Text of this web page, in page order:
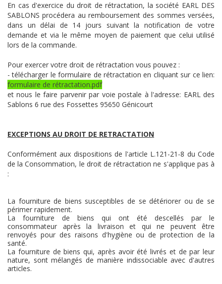
En cas d'exercice du droit de rétractation, la société EARL DES
SABLONS procédera au remboursement des sommes versées,
dans un délai de 14 jours suivant la notification de votre
demande et via le même moyen de paiement que celui utilisé
lors de la commande.
Pour exercer votre droit de rétractation vous pouvez :
- télécharger le formulaire de rétractation en cliquant sur ce lien:
formulaire de rétractation.pdf
et nous le faire parvenir par voie postale à l'adresse: EARL des
Sablons 6 rue des Fossettes 95650 Génicourt
EXCEPTIONS AU DROIT DE RETRACTATION
Conformément aux dispositions de l'article L.121-21-8 du Code
de la Consommation, le droit de rétractation ne s'applique pas à
:
La fourniture de biens susceptibles de se détériorer ou de se
périmer rapidement.
La fourniture de biens qui ont été descellés par le
consommateur après la livraison et qui ne peuvent être
renvoyés pour des raisons d'hygiène ou de protection de la
santé.
La fourniture de biens qui, après avoir été livrés et de par leur
nature, sont mélangés de manière indissociable avec d'autres
articles.